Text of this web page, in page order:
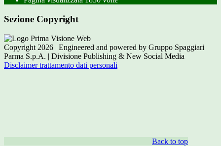
Sezione Copyright
Copyright 2026 | Engineered and powered by Gruppo Spaggiari
Parma S.p.A. | Divisione Publishing & New Social Media
Disclaimer trattamento dati personali
Back to top